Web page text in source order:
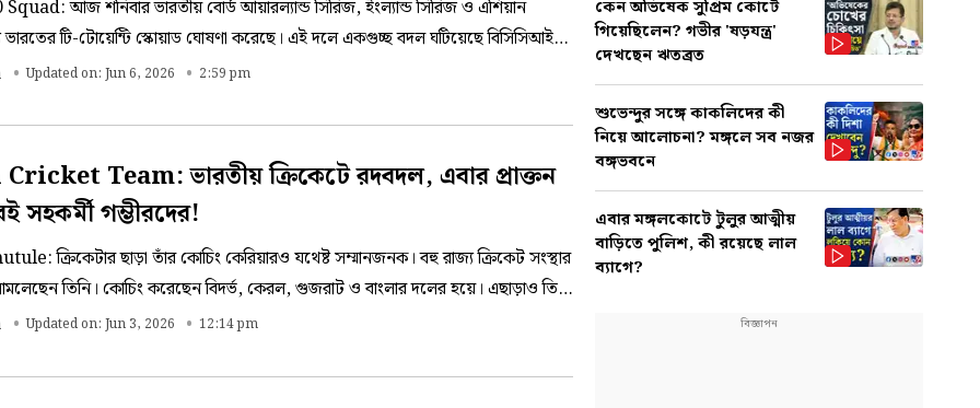
আজ শনিবার ভারতীয় বোর্ড আয়ারল্যান্ড সিরিজ, ইংল্যান্ড সিরিজ ও এশিয়ান
টি-টোয়েন্টি স্কোয়াড ঘোষণা করেছে। এই দলে একগুচ্ছ বদল ঘটিয়েছে বিসিসিআই।
১৫ বছর বয়সী বৈভব সূর্যবংশী। সচিনের রেকর্ড ভাঙা থেকে আর মাত্র ১ ধাপ দূরে
Updated on: Jun 6, 2026 2:59 pm
Team: ভারতীয় ক্রিকেটে রদবদল, এবার প্রাক্তন
সহকর্মী গম্ভীরদের!
ক্রিকেটার ছাড়া তাঁর কোচিং কেরিয়ারও যথেষ্ট সম্মানজনক। বহু রাজ্য ক্রিকেট সংস্থার
তিনি। কোচিং করেছেন বিদর্ভ, কেরল, গুজরাট ও বাংলার দলের হয়ে। এছাড়াও তিনি
সেন্টার অফ এক্সেলেন্সের হয়ে সাড়ে তিন বছর কোচিংয়ের দায়িত্বও সামলেছেন।
Updated on: Jun 3, 2026 12:14 pm
কেন অভিষেক সুপ্রিম কোর্টে
গিয়েছিলেন? গভীর 'ষড়যন্ত্র'
দেখছেন ঋতব্রত
শুভেন্দুর সঙ্গে কাকলিদের কী
নিয়ে আলোচনা? মঙ্গলে সব নজর
বঙ্গভবনে
এবার মঙ্গলকোটে টুলুর আত্মীয়
বাড়িতে পুলিশ, কী রয়েছে লাল
ব্যাগে?